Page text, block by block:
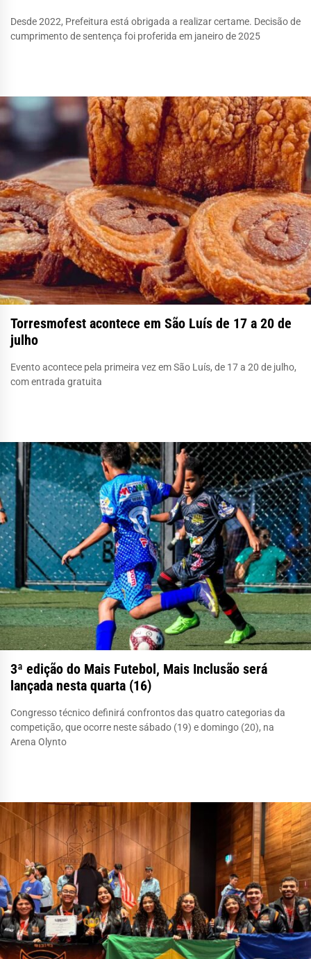
Desde 2022, Prefeitura está obrigada a realizar certame. Decisão de
cumprimento de sentença foi proferida em janeiro de 2025
Torresmofest acontece em São Luís de 17 a 20 de
julho
Evento acontece pela primeira vez em São Luís, de 17 a 20 de julho,
com entrada gratuita
3ª edição do Mais Futebol, Mais Inclusão será
lançada nesta quarta (16)
Congresso técnico definirá confrontos das quatro categorias da
competição, que ocorre neste sábado (19) e domingo (20), na
Arena Olynto